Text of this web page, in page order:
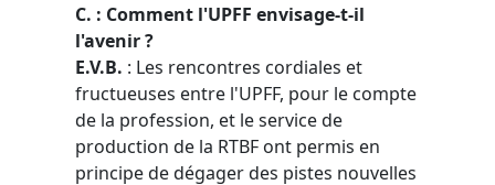
C. : Comment l'UPFF envisage-t-il
l'avenir ?
E.V.B. : Les rencontres cordiales et
fructueuses entre l'UPFF, pour le compte
de la profession, et le service de
production de la RTBF ont permis en
principe de dégager des pistes nouvelles